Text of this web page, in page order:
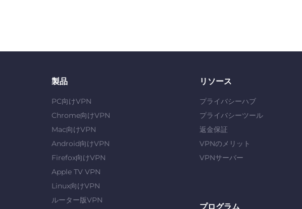
製品
PC向けVPN
Chrome向けVPN
Mac向けVPN
Android向けVPN
Firefox向けVPN
Apple TV VPN
Linux向けVPN
ルーター版VPN
リソース
プライバシーハブ
プライバシーツール
返金保証
VPNのメリット
VPNサーバー
プログラム